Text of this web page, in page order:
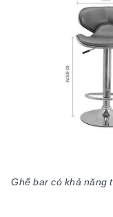
Ghế bar có khả năng